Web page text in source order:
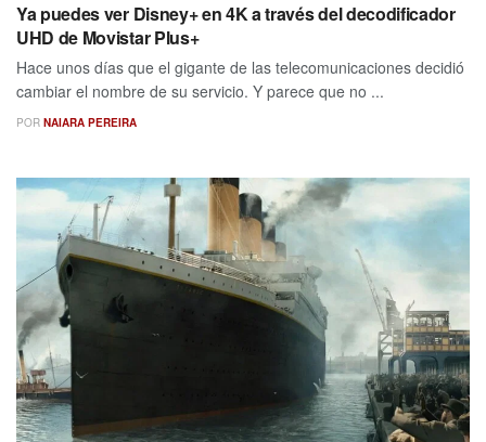
Ya puedes ver Disney+ en 4K a través del decodificador
UHD de Movistar Plus+
Hace unos días que el gigante de las telecomunicaciones decidió
cambiar el nombre de su servicio. Y parece que no ...
POR NAIARA PEREIRA